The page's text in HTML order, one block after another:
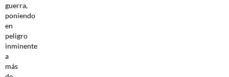
guerra,
poniendo
en
peligro
inminente
a
más